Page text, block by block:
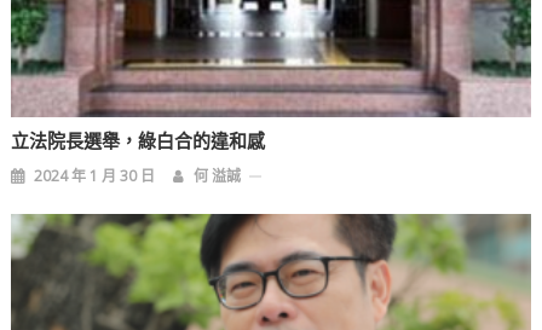
立法院長選舉，綠白合的違和感
2024 年 1 月 30 日 何 溢誠